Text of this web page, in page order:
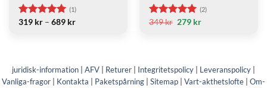
Betygsatt5
(1)
319 kr – 689 krPrisintervall:
Betygsatt5
(2)
349kr Det
279 krDet
juridisk-information
AFV Returer Integritetspolicy Leveranspolicy
Vanliga-fragor
Kontakta Paketspårning Sitemap Vart-akthetslofte Om-